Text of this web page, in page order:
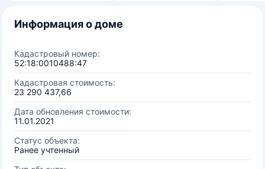
Информация о доме
Кадастровый номер:
52:18:0010488:47
Кадастровая стоимость:
23 290 437,66
Дата обновления стоимости:
11.01.2021
Статус объекта:
Ранее учтенный